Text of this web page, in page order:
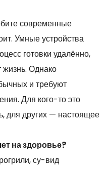
современные
Умные устройства
готовки удалённо,
Однако
и требуют
Для кого-то это
для других — настоящее
на здоровье?
су-вид